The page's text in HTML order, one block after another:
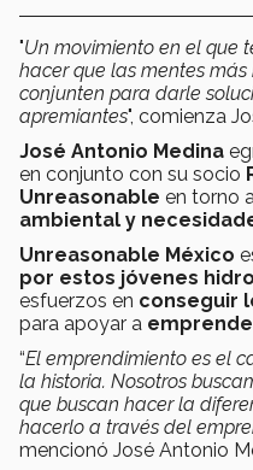
"Un movimiento en el que
hacer que las mentes
conjunten para darle
apremiantes", comienza
José Antonio Medina
en conjunto con su socio
Unreasonable en torno
ambiental y
Unreasonable México
por estos jóvenes
esfuerzos en conseguir
para apoyar a
“El emprendimiento es el
la historia. Nosotros
que buscan hacer la
hacerlo a través del
mencionó José Antonio